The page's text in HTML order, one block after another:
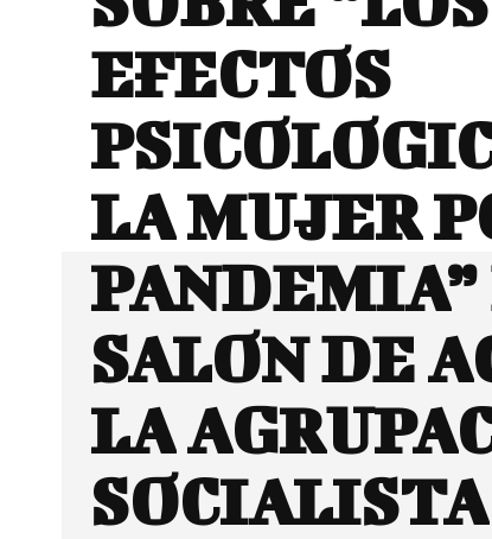
EFECTOS
LA MUJER
PANDEMIA”
SALON DE
LA
SOCIALISTA